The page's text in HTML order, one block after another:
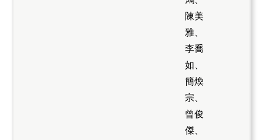
陳美
雅、
李喬
如、
簡煥
宗、
曾俊
傑、